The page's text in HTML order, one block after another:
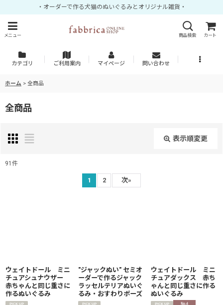
・オーダーで作る犬猫のぬいぐるみとオリジナル雑貨・
メニュー 商品検索 カート
カテゴリ ご利用案内 マイページ 問い合わせ
ホーム > 全商品
全商品
表示順変更
91 件
1 2 次»
ウェイトドール ミニ
チュアシュナウザー
赤ちゃんと同じ重さに
作るぬいぐるみ
"ジャックぬい" セミオ
ーダーで作るジャック
ラッセルテリアぬいぐ
るみ・おすわりポーズ
ウェイトドール ミニ
チュアダックス 赤ち
ゃんと同じ重さに作る
ぬいぐるみ